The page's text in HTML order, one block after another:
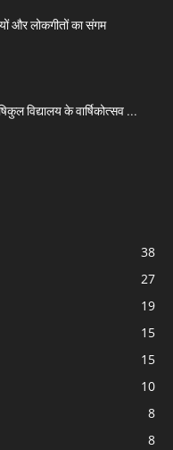
और लोकगीतों का संगम
विद्यालय के वार्षिकोत्सव ...
38
27
19
15
15
10
8
8